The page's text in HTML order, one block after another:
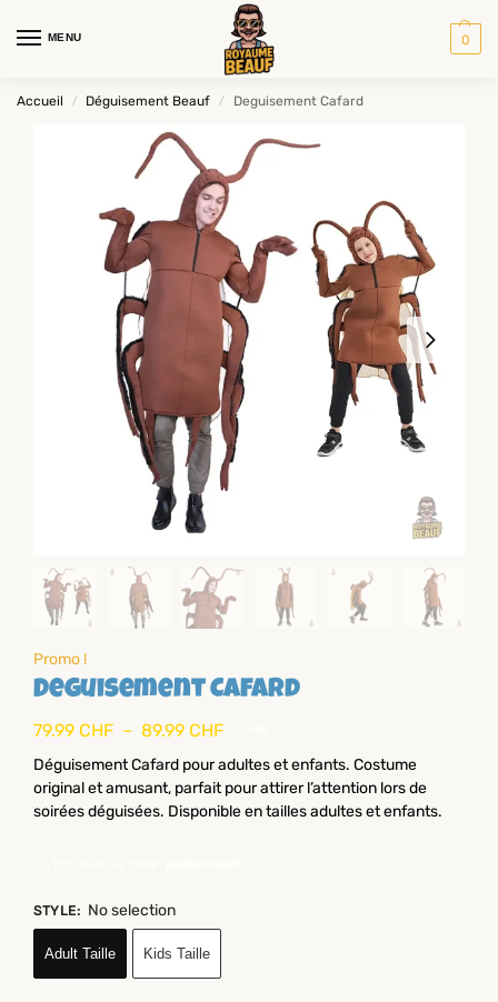
MENU 0
Accueil / Déguisement Beauf / Deguisement Cafard
Promo !
Deguisement Cafard
79.99 CHF – 89.99 CHF
Déguisement Cafard pour adultes et enfants. Costume
original et amusant, parfait pour attirer l’attention lors de
soirées déguisées. Disponible en tailles adultes et enfants.
STYLE: No selection
Adult Taille Kids Taille